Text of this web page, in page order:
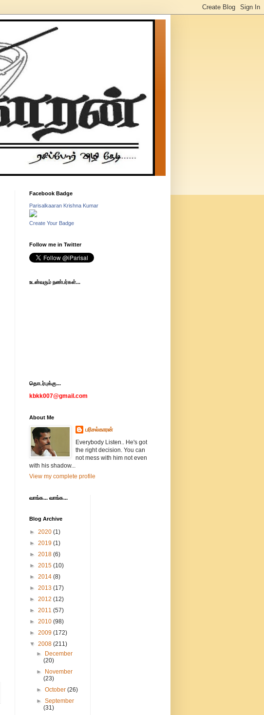
Facebook Badge
Parisalkaaran Krishna Kumar
Create Your Badge
Follow me in Twitter
உடன்வரும் நண்பர்கள்...
தொடர்புக்கு...
kbkk007@gmail.com
About Me
பரிசல்காரன்
Everybody Listen.. He's got
the right decision. You can
not mess with him not even
with his shadow...
View my complete profile
வாங்க... வாங்க...
Blog Archive
► 2020 (1)
► 2019 (1)
► 2018 (6)
► 2015 (10)
► 2014 (8)
► 2013 (17)
► 2012 (12)
► 2011 (57)
► 2010 (98)
► 2009 (172)
▼ 2008 (211)
►
December
(20)
►
November
(23)
►October(26)
►September
(31)